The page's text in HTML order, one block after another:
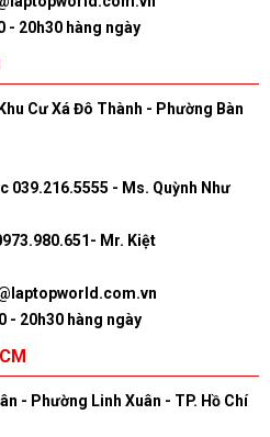
- 20h30 hàng ngày
Cư Xá Đô Thành - Phường Bàn
039.216.5555 - Ms. Quỳnh Như
Mr. Kiệt
- 20h30 hàng ngày
- Phường Linh Xuân - TP. Hồ Chí